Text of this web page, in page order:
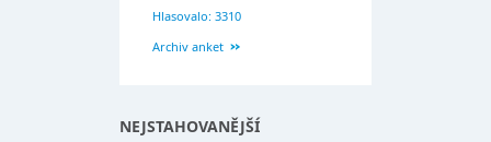
Hlasovalo: 3310
Archiv anket
NEJSTAHOVANĚJŠÍ